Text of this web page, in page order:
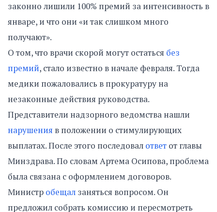
законно лишили 100% премий за интенсивность в
январе, и что они «и так слишком много
получают».
О том, что врачи скорой могут остаться без
премий, стало известно в начале февраля. Тогда
медики пожаловались в прокуратуру на
незаконные действия руководства.
Представители надзорного ведомства нашли
нарушения в положении о стимулирующих
выплатах. После этого последовал ответ от главы
Минздрава. По словам Артема Осипова, проблема
была связана с оформлением договоров.
Министр обещал заняться вопросом. Он
предложил собрать комиссию и пересмотреть